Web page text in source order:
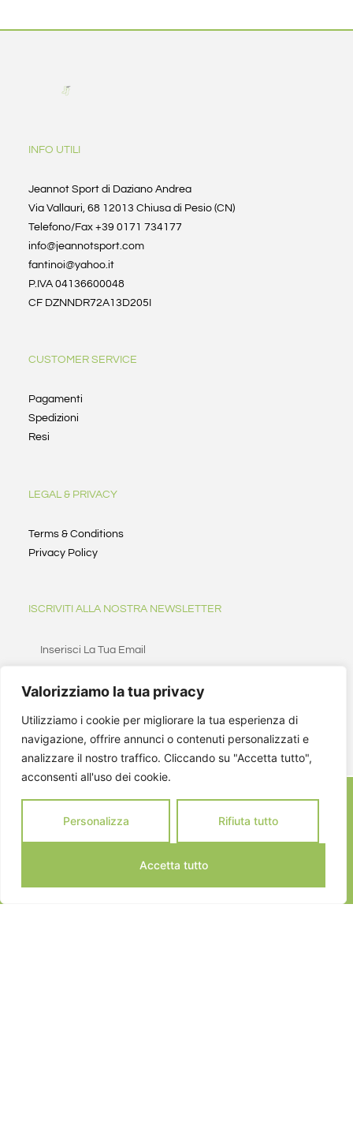
Valorizziamo la tua privacy
Utilizziamo i cookie per migliorare la tua esperienza di
navigazione, offrire annunci o contenuti personalizzati e
analizzare il nostro traffico. Cliccando su "Accetta tutto",
acconsenti all'uso dei cookie.
Personalizza Rifiuta tutto
Accetta tutto
INFO UTILI
Jeannot Sport di Daziano Andrea
Via Vallauri, 68 12013 Chiusa di Pesio (CN)
Telefono/Fax +39 0171 734177
info@jeannotsport.com
fantinoi@yahoo.it
P.IVA 04136600048
CF DZNNDR72A13D205I
CUSTOMER SERVICE
Pagamenti
Spedizioni
Resi
LEGAL & PRIVACY
Terms & Conditions
Privacy Policy
ISCRIVITI ALLA NOSTRA NEWSLETTER